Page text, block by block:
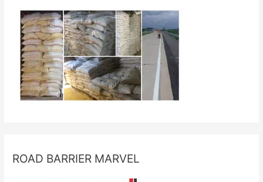
ROAD BARRIER MARVEL